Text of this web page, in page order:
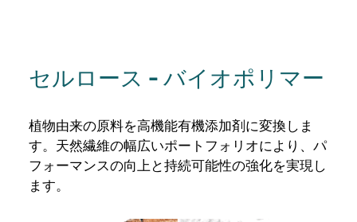
セルロース - バイオポリマー
植物由来の原料を高機能有機添加剤に変換しま
す。天然繊維の幅広いポートフォリオにより、パ
フォーマンスの向上と持続可能性の強化を実現し
ます。